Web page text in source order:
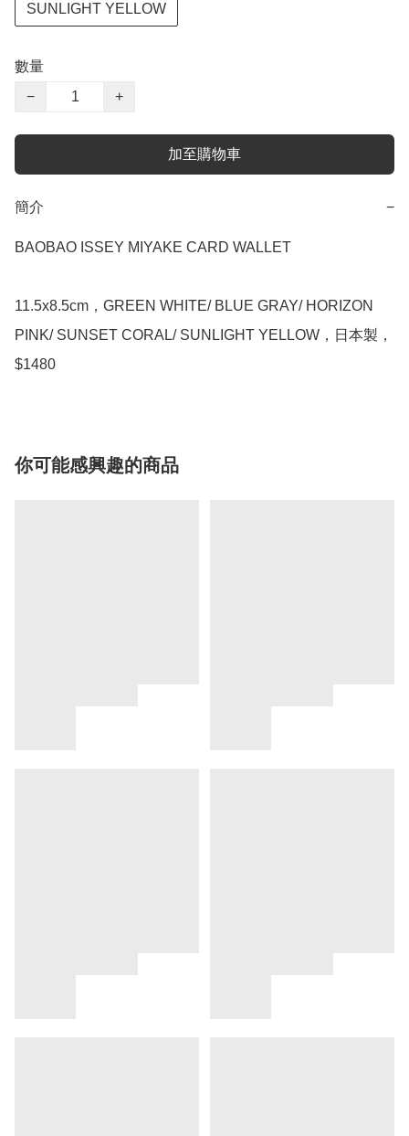
SUNLIGHT YELLOW
數量
−
+
加至購物車
簡介 −
BAOBAO ISSEY MIYAKE CARD WALLET
11.5x8.5cm，GREEN WHITE/ BLUE GRAY/ HORIZON
PINK/ SUNSET CORAL/ SUNLIGHT YELLOW，日本製，
$1480
你可能感興趣的商品